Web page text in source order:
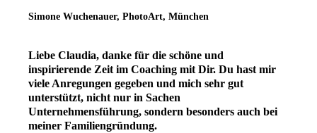
Simone Wuchenauer, PhotoArt, München
Liebe Claudia, danke für die schöne und
inspirierende Zeit im Coaching mit Dir. Du hast mir
viele Anregungen gegeben und mich sehr gut
unterstützt, nicht nur in Sachen
Unternehmensführung, sondern besonders auch bei
meiner Familiengründung.